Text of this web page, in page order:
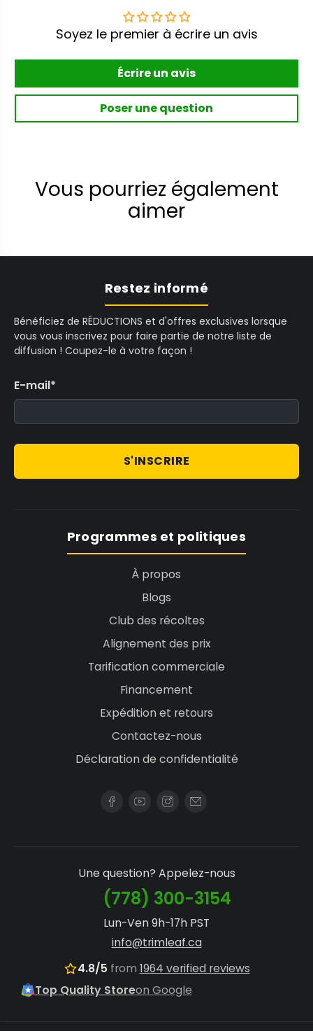
Soyez le premier à écrire un avis
Écrire un avis
Poser une question
Vous pourriez également
aimer
Restez informé
Bénéficiez de RÉDUCTIONS et d'offres exclusives lorsque
vous vous inscrivez pour faire partie de notre liste de
diffusion ! Coupez-le à votre façon !
E-mail*
S'INSCRIRE
Programmes et politiques
À propos
Blogs
Club des récoltes
Alignement des prix
Tarification commerciale
Financement
Expédition et retours
Contactez-nous
Déclaration de confidentialité
Une question? Appelez-nous
(778) 300-3154
Lun-Ven 9h-17h PST
info@trimleaf.ca
4.8/5 from 1964 verified reviews
Top Quality Storeon Google